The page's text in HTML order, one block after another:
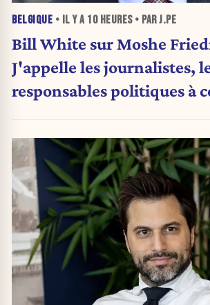
BELGIQUE • IL Y A 10 HEURES• PAR J.PE
Bill White sur Moshe
J'appelle les journalistes,
responsables politiques à